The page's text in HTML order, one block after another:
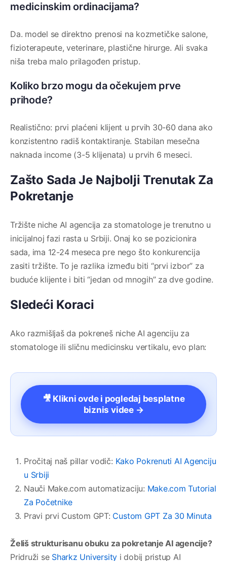
medicinskim ordinacijama?
Da. model se direktno prenosi na kozmetičke salone,
fizioterapeute, veterinare, plastične hirurge. Ali svaka
niša treba malo prilagođen pristup.
Koliko brzo mogu da očekujem prve
prihode?
Realistično: prvi plaćeni klijent u prvih 30-60 dana ako
konzistentno radiš kontaktiranje. Stabilan mesečna
naknada income (3-5 klijenata) u prvih 6 meseci.
Zašto Sada Je Najbolji Trenutak Za
Pokretanje
Tržište niche AI agencija za stomatologe je trenutno u
inicijalnoj fazi rasta u Srbiji. Onaj ko se pozicionira
sada, ima 12-24 meseca pre nego što konkurencija
zasiti tržište. To je razlika između biti “prvi izbor” za
buduće klijente i biti “jedan od mnogih” za dve godine.
Sledeći Koraci
Ako razmišljaš da pokreneš niche AI agenciju za
stomatologe ili sličnu medicinsku vertikalu, evo plan:
🎥 Klikni ovde i pogledaj besplatne
biznis videe →
Pročitaj naš pillar vodič: Kako Pokrenuti AI Agenciju
u Srbiji
Nauči Make.com automatizaciju: Make.com Tutorial
Za Početnike
Pravi prvi Custom GPT: Custom GPT Za 30 Minuta
Želiš strukturisanu obuku za pokretanje AI agencije?
Pridruži se Sharkz University i dobij pristup AI